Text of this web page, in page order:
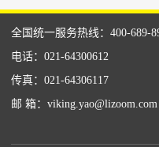
全国统一服务热线：400-689-
电话：021-64300612
传真：021-64306117
邮 箱：viking.yao@lizoom.com